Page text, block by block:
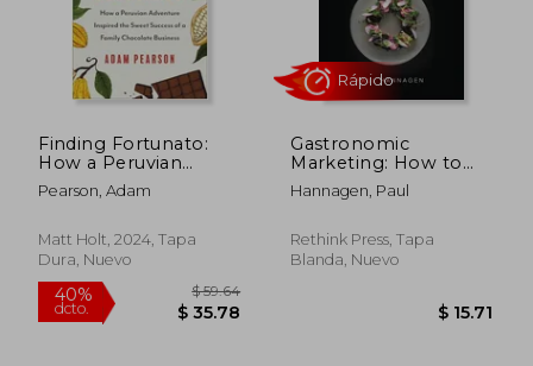
Finding Fortunato:
How a Peruvian
Adventure Inspired
the Sweet Success of
Business (en Inglés)
Pearson, Adam
Matt Holt, 2024, Tapa
Dura, Nuevo
Gastronomic
Marketing: How to
Use Food and Drink
to Build Better
Inglés)
Hannagen, Paul
Rethink Press, Tapa
Blanda, Nuevo